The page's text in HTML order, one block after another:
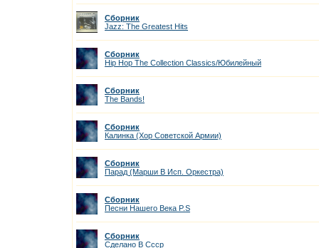
Сборник
Jazz: The Greatest Hits
Сборник
Hip Hop The Collection Classics/Юбилейный
Сборник
The Bands!
Сборник
Калинка (Хор Советской Армии)
Сборник
Парад (Марши В Исп. Оркестра)
Сборник
Песни Нашего Века P.S
Сборник
Сделано В Ссср